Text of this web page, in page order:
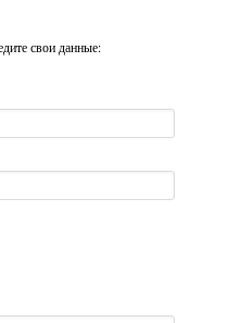
свои данные: